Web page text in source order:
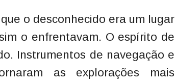
o desconhecido era um lugar
o enfrentavam. O espírito de
Instrumentos de navegação e
as explorações mais